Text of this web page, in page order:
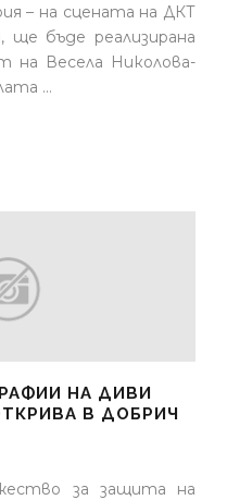
– на сцената на ДКТ
ще бъде реализирана
на Весела Николова-
...
НА ДИВИ
В ДОБРИЧ
за защита на